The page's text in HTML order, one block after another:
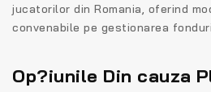
jucatorilor din Romania, oferind
convenabile pe gestionarea
Op?iunile Din cauza